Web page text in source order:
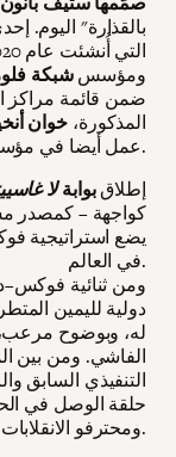
بالقذارة" اليوم.
التي أُنشئت عام 2020، ويديرها
، المرتبط بـFAES ومؤسسشبكة
ضمن قائمة مراكز
المذكورة، خوان
عمل أيضا في مؤسسة ديسينسو كرئيس للعلاقات الدولية.
إطلاقبوابةلا
يضع
في العالم.
ومن ثنائية
دولية لليمين
له، وبوضوح
الفاشي. ومن بين
التنفيذي السابق
حلقة الوصل في
ومحترفو.